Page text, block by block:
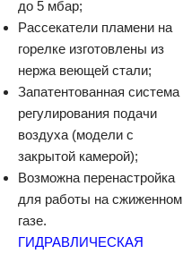
до 5 мбар;
Рассекатели пламени на
горелке изготовлены из
нержа веющей стали;
Запатентованная система
регулирования подачи
воздуха (модели с
закрытой камерой);
Возможна перенастройка
для работы на сжиженном
газе.
ГИДРАВЛИЧЕСКАЯ